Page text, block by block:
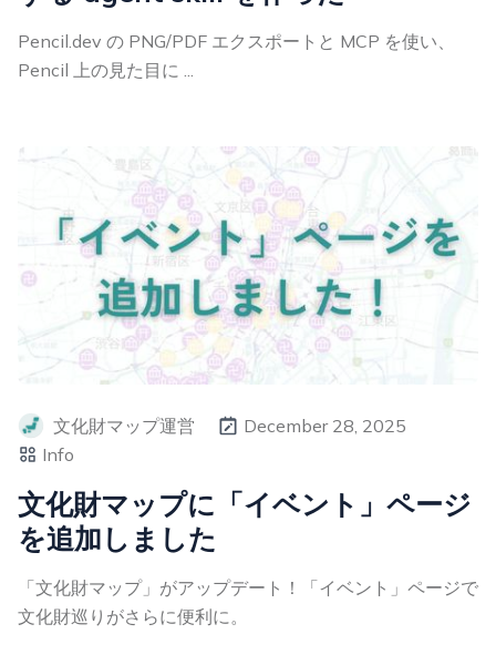
Pencil.dev の PNG/PDF エクスポートと MCP を使い、
Pencil 上の見た目に ...
文化財マップ運営
December 28, 2025
Info
文化財マップに「イベント」ページ
を追加しました
「文化財マップ」がアップデート！「イベント」ページで
文化財巡りがさらに便利に。